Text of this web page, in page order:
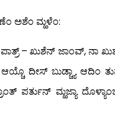
ಅಶೆಂ ಮ್ಹಳೆಂ:
– ಖುಶೆನ್ ಜಾಂವ್, ನಾ
ದೀಸ್ ಬುಡ್ಚ್ಯಾ ಆದಿಂ
ಪರ್ತುನ್ ಮ್ಹಜ್ಯಾ